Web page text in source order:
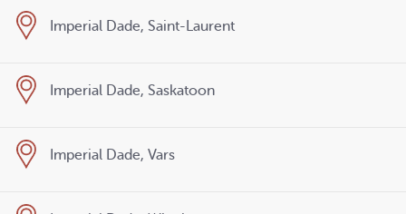
Imperial Dade, Saint-Laurent
Imperial Dade, Saskatoon
Imperial Dade, Vars